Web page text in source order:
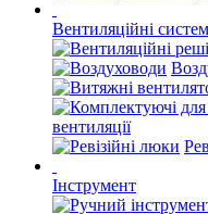
Вентиляційні
вентиляції
Інструмент